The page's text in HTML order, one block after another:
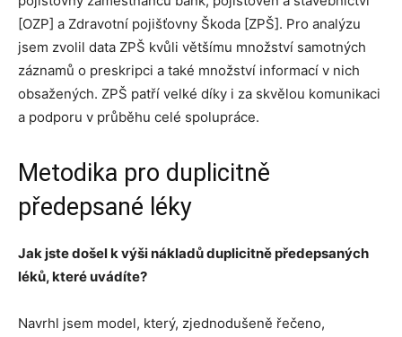
[OZP] a Zdravotní pojišťovny Škoda [ZPŠ]. Pro analýzu
jsem zvolil data ZPŠ kvůli většímu množství samotných
záznamů o preskripci a také množství informací v nich
obsažených. ZPŠ patří velké díky i za skvělou komunikaci
a podporu v průběhu celé spolupráce.
Metodika pro duplicitně
předepsané léky
Jak jste došel k výši nákladů duplicitně předepsaných
léků, které uvádíte?
Navrhl jsem model, který, zjednodušeně řečeno,